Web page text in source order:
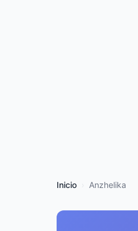
Inicio Anzhelika